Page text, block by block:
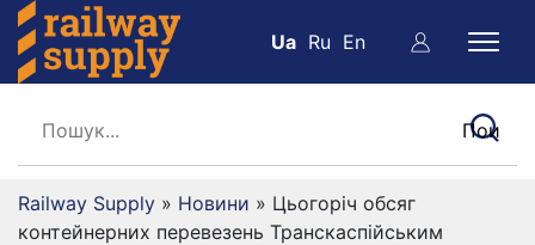
Ua Ru En
Railway Supply » Новини » Цьогоріч обсяг
контейнерних перевезень Транскаспійським